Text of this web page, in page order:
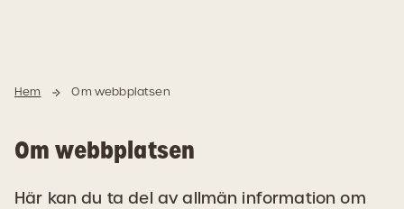
Hem Om webbplatsen
Om webbplatsen
Här kan du ta del av allmän information om